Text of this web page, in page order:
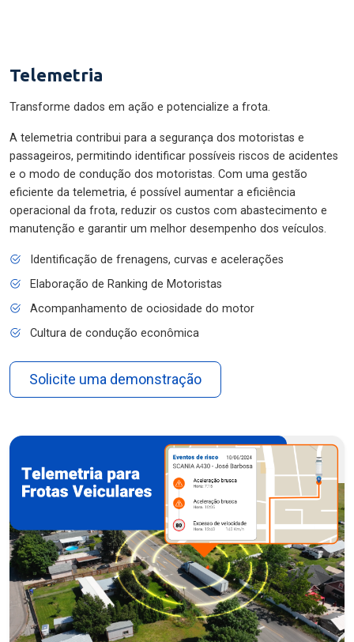
Telemetria
Transforme dados em ação e potencialize a frota.
A telemetria contribui para a segurança dos motoristas e
passageiros, permitindo identificar possíveis riscos de acidentes
e o modo de condução dos motoristas. Com uma gestão
eficiente da telemetria, é possível aumentar a eficiência
operacional da frota, reduzir os custos com abastecimento e
manutenção e garantir um melhor desempenho dos veículos.
Identificação de frenagens, curvas e acelerações
Elaboração de Ranking de Motoristas
Acompanhamento de ociosidade do motor
Cultura de condução econômica
Solicite uma demonstração